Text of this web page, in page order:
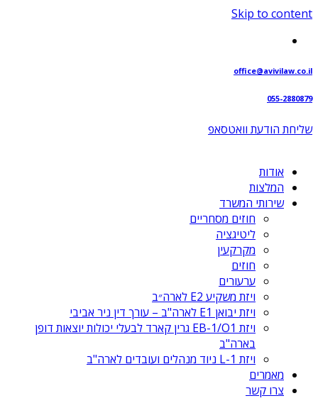
Skip to content
office@avivilaw.co.il
055-2880879
שליחת הודעת וואטסאפ⁩
אודות
המלצות
שירותי המשרד
חוזים מסחריים
ליטיגציה
מקרקעין
חוזים
ערעורים
ויזת משקיע E2 לארה״ב
ויזת יבואן E1 לארה"ב – עורך דין ניר אביבי
ויזת EB-1/O1 גרין קארד לבעלי יכולות יוצאות דופן
בארה"ב
ויזת L-1 ניוד מנהלים ועובדים לארה"ב
מאמרים
צרו קשר